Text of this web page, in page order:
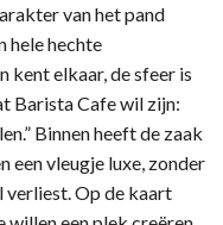
van het pand
hele hechte
kent elkaar, de sfeer is
Barista Cafe wil zijn:
Binnen heeft de zaak
een vleugje luxe, zonder
verliest. Op de kaart